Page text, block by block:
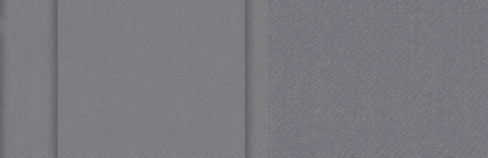
accountbeheer. De
service om de
banner van Cookie-